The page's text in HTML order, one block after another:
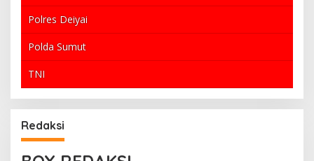
Polres Deiyai
Polda Sumut
TNI
Redaksi